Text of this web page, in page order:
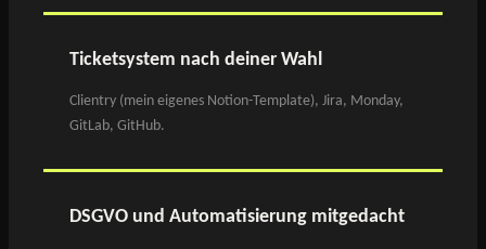
Ticketsystem nach deiner Wahl
Clientry (mein eigenes Notion-Template), Jira, Monday,
GitLab, GitHub.
DSGVO und Automatisierung mitgedacht